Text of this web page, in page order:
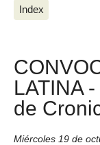
Index
LATINA
de
Miércoles 19 de